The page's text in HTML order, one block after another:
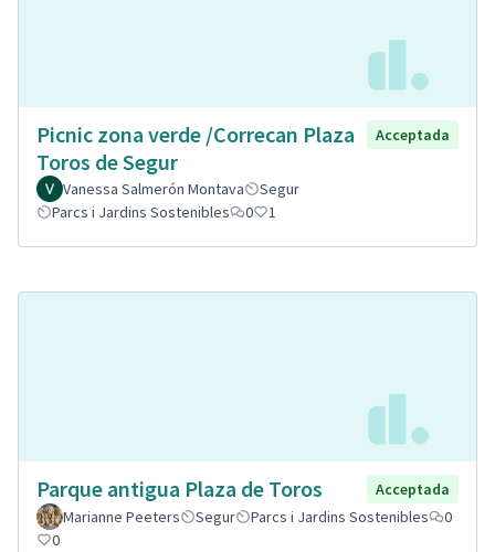
Picnic zona verde /Correcan Plaza
Toros de Segur
Acceptada
Vanessa Salmerón Montava
Segur
Parcs i Jardins Sostenibles
0 1
Parque antigua Plaza de Toros
Acceptada
Marianne Peeters
Segur Parcs i Jardins Sostenibles
0
0